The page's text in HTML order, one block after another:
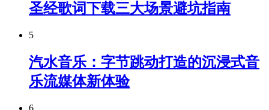
圣经歌词下载三大场景避坑指南
5
汽水音乐：字节跳动打造的沉浸式音
乐流媒体新体验
6